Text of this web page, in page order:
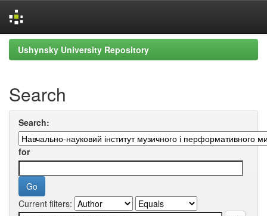
Skip
navigation
Ushynsky University Repository
Search
Search:
for
Current filters: